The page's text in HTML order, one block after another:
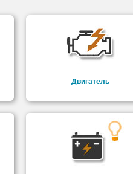
Двигатель